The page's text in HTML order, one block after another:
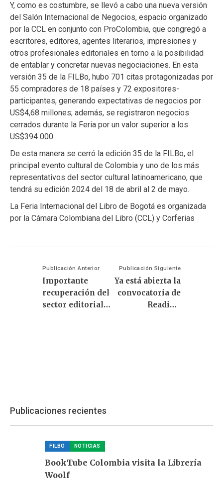
Y, como es costumbre, se llevó a cabo una nueva versión
del Salón Internacional de Negocios, espacio organizado
por la CCL en conjunto con ProColombia, que congregó a
escritores, editores, agentes literarios, impresiones y
otros profesionales editoriales en torno a la posibilidad
de entablar y concretar nuevas negociaciones. En esta
versión 35 de la FILBo, hubo 701 citas protagonizadas por
55 compradores de 18 países y 72 expositores-
participantes, generando expectativas de negocios por
US$4,68 millones; además, se registraron negocios
cerrados durante la Feria por un valor superior a los
US$394 000.
De esta manera se cerró la edición 35 de la FILBo, el
principal evento cultural de Colombia y uno de los más
representativos del sector cultural latinoamericano, que
tendrá su edición 2024 del 18 de abril al 2 de mayo.
La Feria Internacional del Libro de Bogotá es organizada
por la Cámara Colombiana del Libro (CCL) y Corferias
Publicación Anterior
Importante
recuperación del
sector editorial
Publicación Siguiente
Ya está abierta la
convocatoria de
Reading
Publicaciones recientes
FILBO NOTICIAS
BookTube Colombia visita la Librería
Woolf